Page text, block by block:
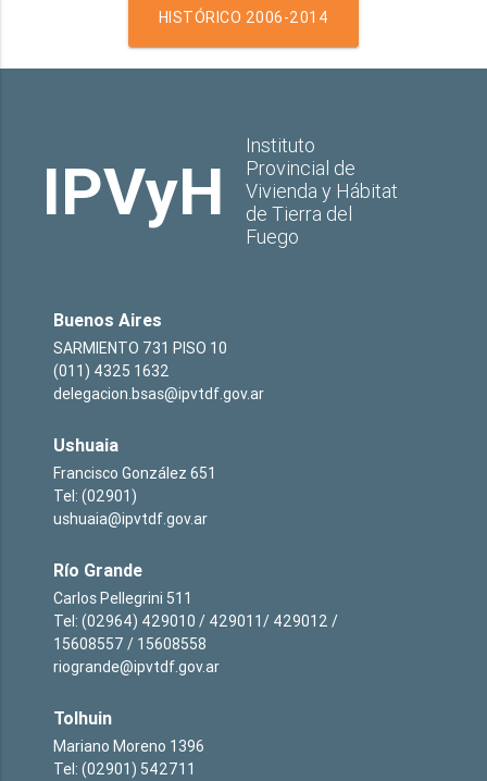
HISTÓRICO 2006-2014
IPVyH
Instituto
Provincial de
Vivienda y Hábitat
de Tierra del
Fuego
Buenos Aires
SARMIENTO 731 PISO 10
(011) 4325 1632
delegacion.bsas@ipvtdf.gov.ar
Ushuaia
Francisco González 651
Tel: (02901)
ushuaia@ipvtdf.gov.ar
Río Grande
Carlos Pellegrini 511
Tel: (02964) 429010 / 429011/ 429012 /
15608557 / 15608558
riogrande@ipvtdf.gov.ar
Tolhuin
Mariano Moreno 1396
Tel: (02901) 542711